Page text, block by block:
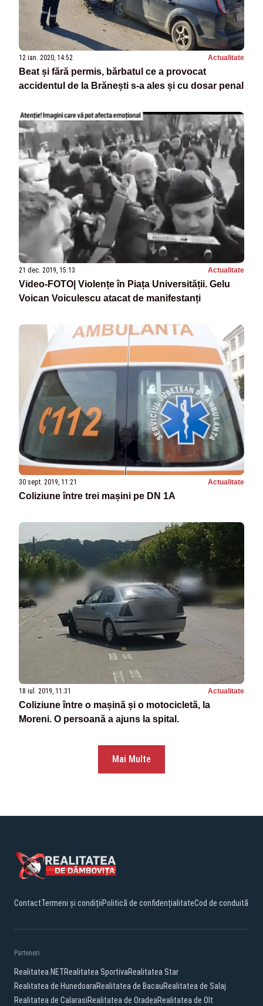
12 ian. 2020, 14:52 Actualitate
Beat și fără permis, bărbatul ce a provocat
accidentul de la Brănești s-a ales și cu dosar penal
21 dec. 2019, 15:13 Actualitate
Video-FOTO| Violențe în Piața Universității. Gelu
Voican Voiculescu atacat de manifestanți
30 sept. 2019, 11:21 Actualitate
Coliziune între trei mașini pe DN 1A
18 iul. 2019, 11:31 Actualitate
Coliziune între o mașină și o motocicletă, la
Moreni. O persoană a ajuns la spital.
Mai Multe
ContactTermeni și condițiiPolitică de confidențialitateCod de conduită
Parteneri:
Realitatea.NETRealitatea SportivaRealitatea Star
Realitatea de HunedoaraRealitatea de BacauRealitatea de Salaj
Realitatea de CalarasiRealitatea de OradeaRealitatea de Olt